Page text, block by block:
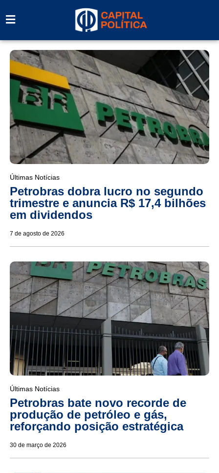
Últimas Notícias
Petrobras dobra lucro no segundo
trimestre e anuncia R$ 17,4 bilhões
em dividendos
7 de agosto de 2026
Últimas Notícias
Petrobras bate novo recorde de
produção de petróleo e gás,
reforçando posição estratégica
30 de março de 2026